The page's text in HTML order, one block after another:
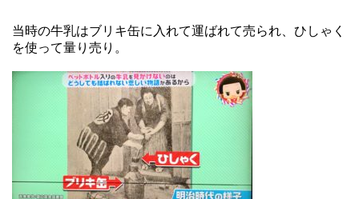
当時の牛乳はブリキ缶に入れて運ばれて売られ、ひしゃく
を使って量り売り。